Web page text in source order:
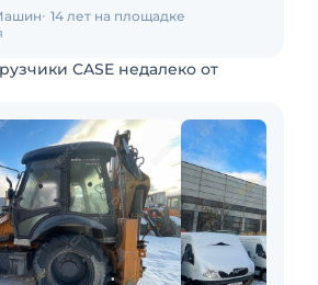
14 лет на площадке
CASE недалеко от